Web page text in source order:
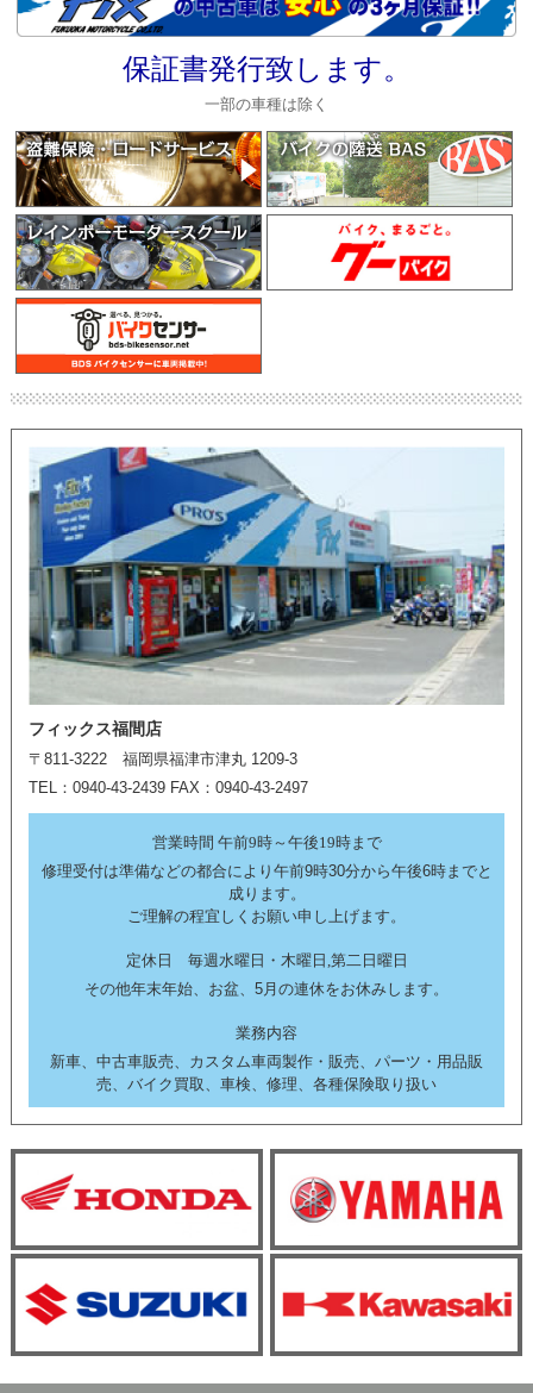
保証書発行致します。
一部の車種は除く
フィックス福間店
〒811-3222 福岡県福津市津丸 1209-3
TEL：0940-43-2439 FAX：0940-43-2497
営業時間 午前9時～午後19時まで
修理受付は準備などの都合により午前9時30分から午後6時までと
成ります。
ご理解の程宜しくお願い申し上げます。
定休日 毎週水曜日・木曜日,第二日曜日
その他年末年始、お盆、5月の連休をお休みします。
業務内容
新車、中古車販売、カスタム車両製作・販売、パーツ・用品販
売、バイク買取、車検、修理、各種保険取り扱い